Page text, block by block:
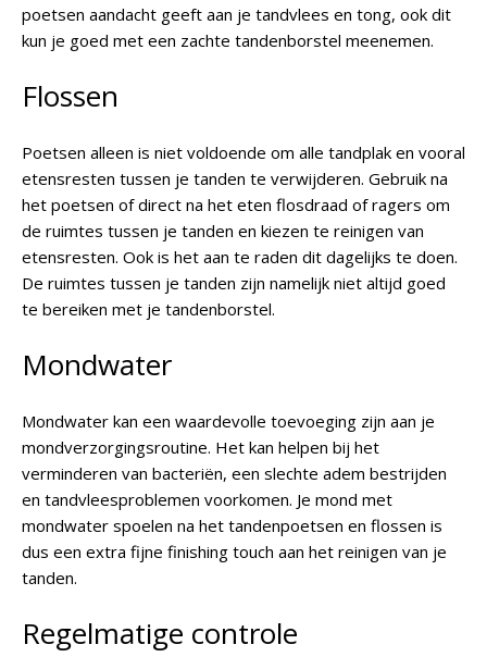
poetsen aandacht geeft aan je tandvlees en tong, ook dit
kun je goed met een zachte tandenborstel meenemen.
Flossen
Poetsen alleen is niet voldoende om alle tandplak en vooral
etensresten tussen je tanden te verwijderen. Gebruik na
het poetsen of direct na het eten flosdraad of ragers om
de ruimtes tussen je tanden en kiezen te reinigen van
etensresten. Ook is het aan te raden dit dagelijks te doen.
De ruimtes tussen je tanden zijn namelijk niet altijd goed
te bereiken met je tandenborstel.
Mondwater
Mondwater kan een waardevolle toevoeging zijn aan je
mondverzorgingsroutine. Het kan helpen bij het
verminderen van bacteriën, een slechte adem bestrijden
en tandvleesproblemen voorkomen. Je mond met
mondwater spoelen na het tandenpoetsen en flossen is
dus een extra fijne finishing touch aan het reinigen van je
tanden.
Regelmatige controle